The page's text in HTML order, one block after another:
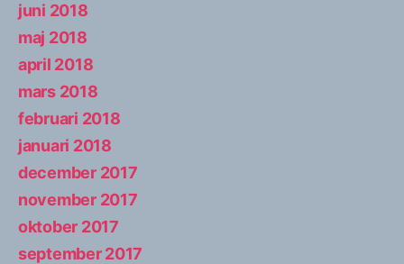
juni 2018
maj 2018
april 2018
mars 2018
februari 2018
januari 2018
december 2017
november 2017
oktober 2017
september 2017